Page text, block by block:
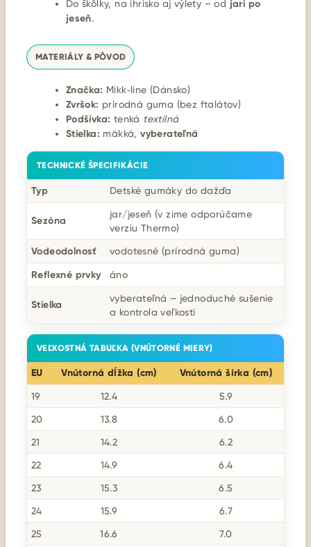
Do škôlky, na ihrisko aj výlety – od jari po
jeseň.
MATERIÁLY & PÔVOD
Značka: Mikk‑line (Dánsko)
Zvršok: prírodná guma (bez ftalátov)
Podšívka: tenká textilná
Stielka: mäkká,vyberateľná
TECHNICKÉ ŠPECIFIKÁCIE
Typ Detské gumáky do dažďa
Sezóna
jar/jeseň (v zime odporúčame
verziu Thermo)
Vodeodolnosť vodotesné (prírodná guma)
Reflexné prvky áno
Stielka
vyberateľná – jednoduché sušenie
a kontrola veľkosti
VEĽKOSTNÁ TABUĽKA (VNÚTORNÉ MIERY)
EU Vnútorná dĺžka (cm) Vnútorná šírka (cm)
19 12.4 5.9
20 13.8 6.0
21 14.2 6.2
22 14.9 6.4
23 15.3 6.5
24 15.9 6.7
25 16.6 7.0